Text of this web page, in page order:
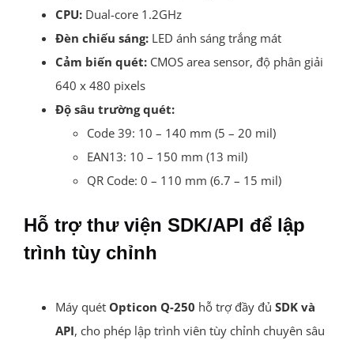
CPU:Dual-core 1.2GHz
Đèn chiếu sáng:LED ánh sáng trắng mát
Cảm biến quét:CMOS area sensor, độ phân giải
640 x 480 pixels
Độ sâu trường quét:
Code 39: 10 – 140 mm (5 – 20 mil)
EAN13: 10 – 150 mm (13 mil)
QR Code: 0 – 110 mm (6.7 – 15 mil)
Hỗ trợ thư viện SDK/API để lập
trình tùy chỉnh
Máy quét Opticon Q-250 hỗ trợ đầy đủ SDK và
API, cho phép lập trình viên tùy chỉnh chuyên sâu